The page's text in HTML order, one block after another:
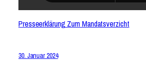
Presseerklärung Zum Mandatsverzicht
30. Januar 2024